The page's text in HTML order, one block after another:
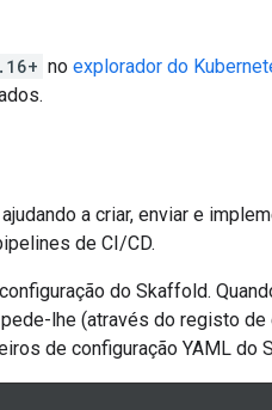
no explorador do
a criar, enviar e
de CI/CD.
do Skaffold.
lhe (através do registo de
de configuração YAML do